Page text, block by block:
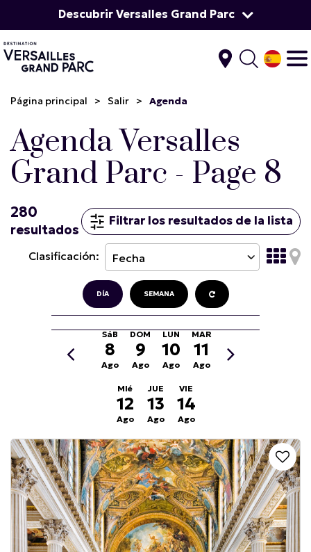
Descubrir Versalles Grand Parc
Página principal > Salir > Agenda
Agenda Versalles
Grand Parc - Page 8
280
resultados
Filtrar los resultados de la lista
Clasificación:
DÍA SEMANA
SáB
8
Ago
DOM
9
Ago
LUN
10
Ago
MAR
11
Ago
MIé
12
Ago
JUE
13
Ago
VIE
14
Ago